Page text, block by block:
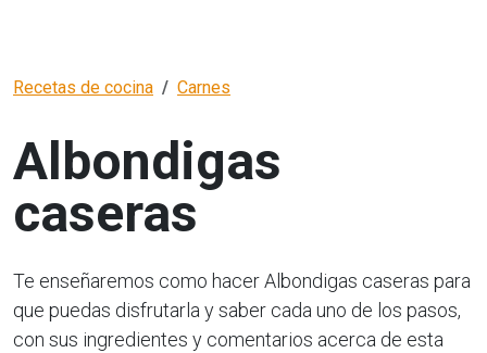
Recetas de cocina Carnes
Albondigas
caseras
Te enseñaremos como hacer Albondigas caseras para
que puedas disfrutarla y saber cada uno de los pasos,
con sus ingredientes y comentarios acerca de esta